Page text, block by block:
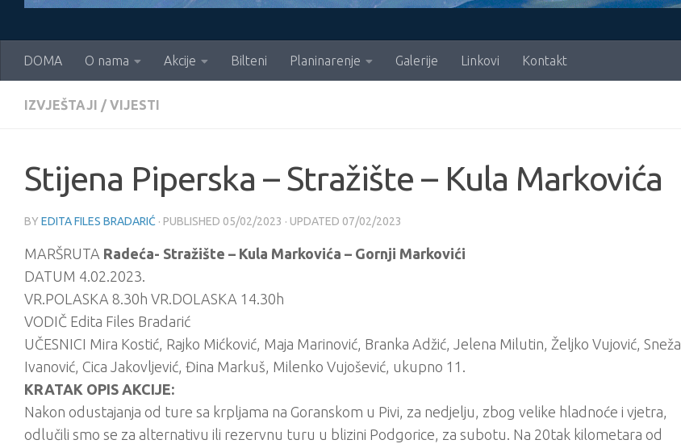
DOMA O nama Akcije Bilteni Planinarenje Galerije Linkovi Kontakt
IZVJEŠTAJI / VIJESTI
Stijena Piperska – Stražište – Kula Markovića
BY EDITA FILES BRADARIĆ · PUBLISHED 05/02/2023 · UPDATED 07/02/2023
MARŠRUTA Radeća- Stražište – Kula Markovića – Gornji Markovići
DATUM 4.02.2023.
VR.POLASKA 8.30h VR.DOLASKA 14.30h
VODIČ Edita Files Bradarić
UČESNICI Mira Kostić, Rajko Mićković, Maja Marinović, Branka Adžić, Jelena Milutin, Željko Vujović, Sneža
Ivanović, Cica Jakovljević, Đina Markuš, Milenko Vujošević, ukupno 11.
KRATAK OPIS AKCIJE:
Nakon odustajanja od ture sa krpljama na Goranskom u Pivi, za nedjelju, zbog velike hladnoće i vjetra,
odlučili smo se za alternativu ili rezervnu turu u blizini Podgorice, za subotu. Na 20tak kilometara od